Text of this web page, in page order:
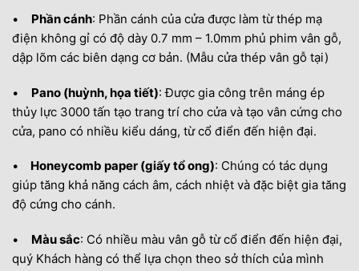
• Phần cánh: Phần cánh của cửa được làm từ thép mạ
điện không gỉ có độ dày 0.7 mm – 1.0mm phủ phim vân gỗ,
dập lõm các biên dạng cơ bản. (Mẫu cửa thép vân gỗ tại)
• Pano (huỳnh, họa tiết): Được gia công trên máng ép
thủy lực 3000 tấn tạo trang trí cho cửa và tạo vân cứng cho
cửa, pano có nhiều kiểu dáng, từ cổ điển đến hiện đại.
• Honeycomb paper (giấy tổ ong): Chúng có tác dụng
giúp tăng khả năng cách âm, cách nhiệt và đặc biệt gia tăng
độ cứng cho cánh.
• Màu sắc: Có nhiều màu vân gỗ từ cổ điển đến hiện đại,
quý Khách hàng có thể lựa chọn theo sở thích của mình